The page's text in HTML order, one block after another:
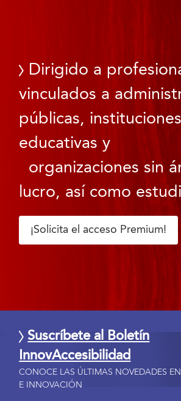
Dirigido a
vinculados a
públicas, instituciones
educativas y
organizaciones sin
lucro, así como
¡Solicita el acceso Premium!
Suscríbete al Boletín
InnovAccesibilidad
CONOCE LAS ÚLTIMAS NOVEDADES
E INNOVACIÓN